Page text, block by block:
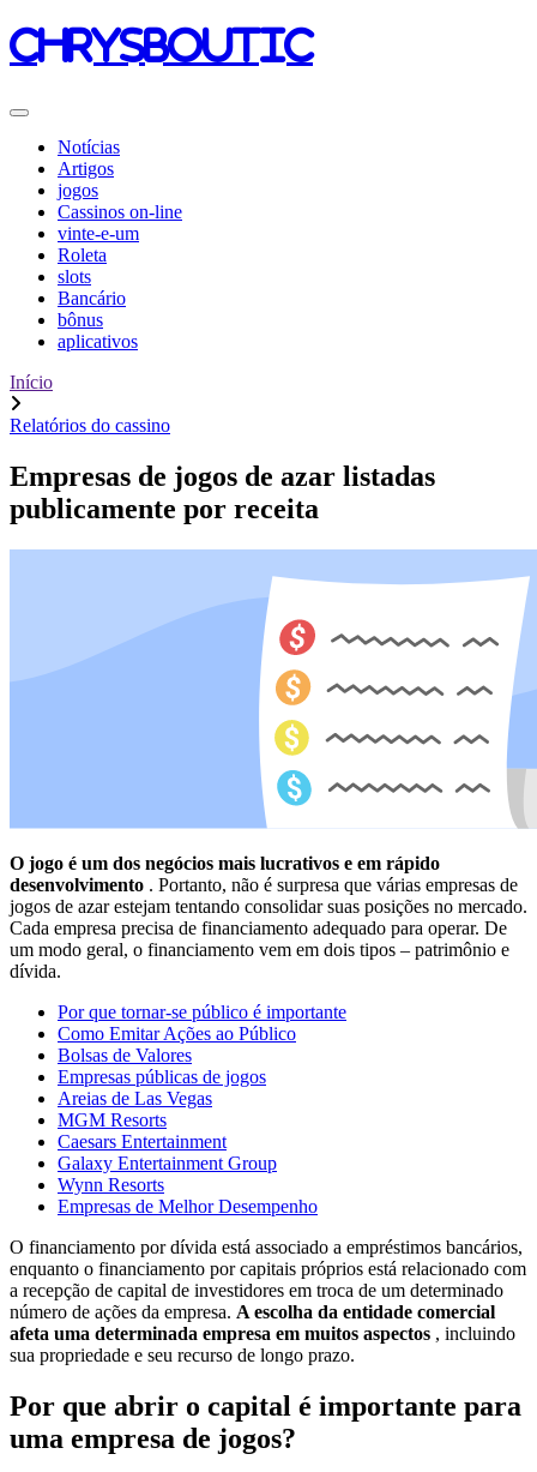
chrysboutic
Notícias
Artigos
jogos
Cassinos on-line
vinte-e-um
Roleta
slots
Bancário
bônus
aplicativos
Início
Relatórios do cassino
Empresas de jogos de azar listadas
publicamente por receita
O jogo é um dos negócios mais lucrativos e em rápido
desenvolvimento . Portanto, não é surpresa que várias empresas de
jogos de azar estejam tentando consolidar suas posições no mercado.
Cada empresa precisa de financiamento adequado para operar. De
um modo geral, o financiamento vem em dois tipos – patrimônio e
dívida.
Por que tornar-se público é importante
Como Emitar Ações ao Público
Bolsas de Valores
Empresas públicas de jogos
Areias de Las Vegas
MGM Resorts
Caesars Entertainment
Galaxy Entertainment Group
Wynn Resorts
Empresas de Melhor Desempenho
O financiamento por dívida está associado a empréstimos bancários,
enquanto o financiamento por capitais próprios está relacionado com
a recepção de capital de investidores em troca de um determinado
número de ações da empresa. A escolha da entidade comercial
afeta uma determinada empresa em muitos aspectos , incluindo
sua propriedade e seu recurso de longo prazo.
Por que abrir o capital é importante para
uma empresa de jogos?